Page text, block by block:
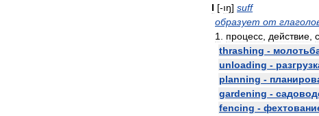
I [-ıŋ] suff
образует от
1
процесс действие
thrashing -
unloading -
planning -
gardening -
fencing -